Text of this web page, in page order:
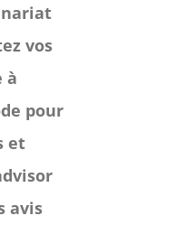
vos
à
pour
et
avis